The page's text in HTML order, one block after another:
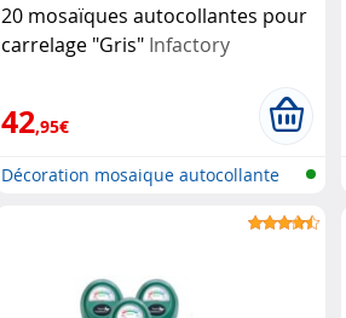
20 mosaïques autocollantes pour
carrelage "Gris" Infactory
42,95€
Décoration mosaique autocollante